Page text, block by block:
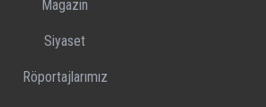
Magazin
Siyaset
Röportajlarımız